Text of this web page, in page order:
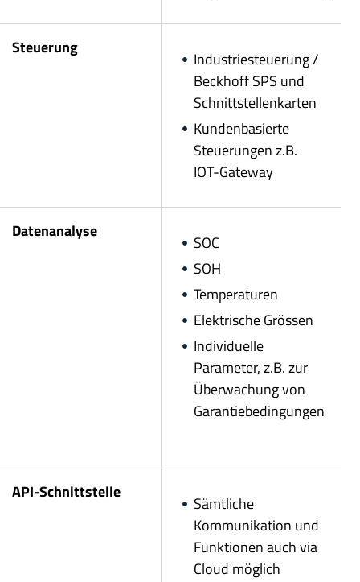
Steuerung
Industriesteuerung /
Beckhoff SPS und
Schnittstellenkarten
Kundenbasierte
Steuerungen z.B.
IOT-Gateway
Datenanalyse
SOC
SOH
Temperaturen
Elektrische Grössen
Individuelle
Parameter, z.B. zur
Überwachung von
Garantiebedingungen
API-Schnittstelle
Sämtliche
Kommunikation und
Funktionen auch via
Cloud möglich